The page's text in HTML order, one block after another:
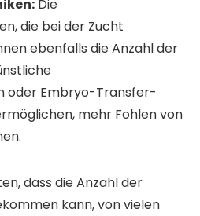
Die
die bei der Zucht
ebenfalls die Anzahl der
oder Embryo-Transfer-
mehr Fohlen von
dass die Anzahl der
kann, von vielen